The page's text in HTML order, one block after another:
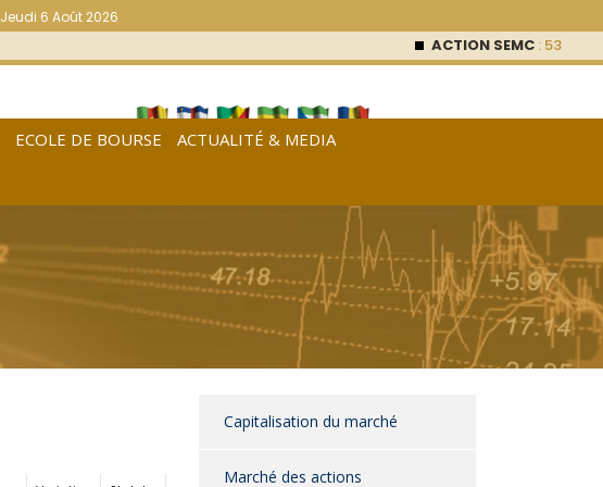
Jeudi 6 Août 2026
ACTION SEMC: 53 000FCFA (0 %)
ECOLE DE BOURSE
ACTUALITÉ & MEDIA
Capitalisation du marché
Marché des actions